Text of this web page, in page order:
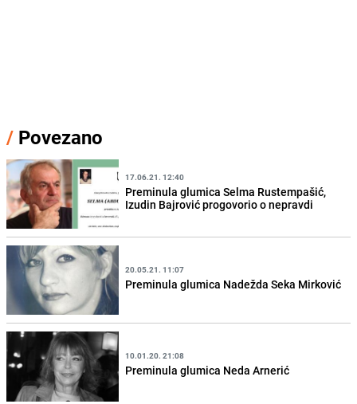
/ Povezano
17.06.21. 12:40
Preminula glumica Selma Rustempašić,
Izudin Bajrović progovorio o nepravdi
20.05.21. 11:07
Preminula glumica Nadežda Seka Mirković
10.01.20. 21:08
Preminula glumica Neda Arnerić